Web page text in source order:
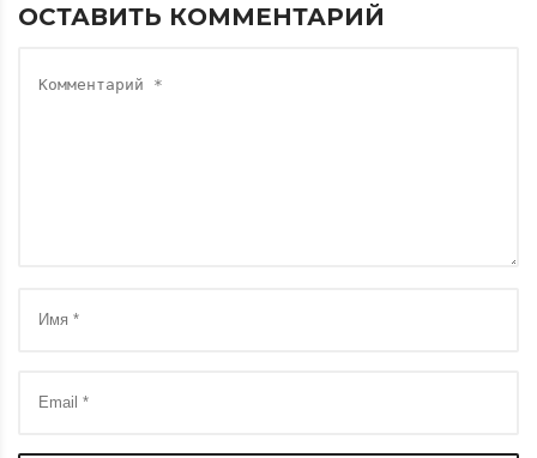
ОСТАВИТЬ КОММЕНТАРИЙ